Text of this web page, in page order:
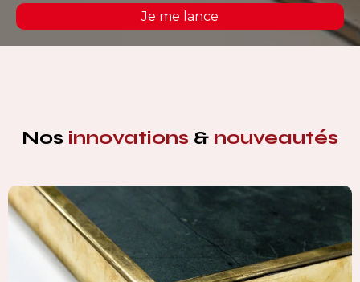
Je me lance
Nos innovations & nouveautés